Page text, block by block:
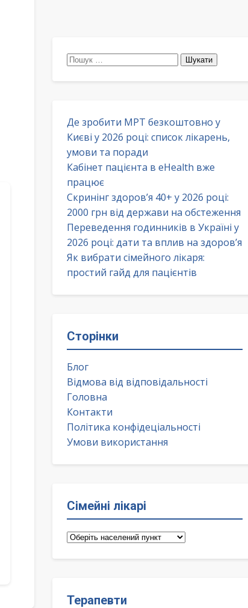
Пошук:
Де зробити МРТ безкоштовно у
Києві у 2026 році: список лікарень,
умови та поради
Кабінет пацієнта в eHealth вже
працює
Скринінг здоров’я 40+ у 2026 році:
2000 грн від держави на обстеження
Переведення годинників в Україні у
2026 році: дати та вплив на здоров’я
Як вибрати сімейного лікаря:
простий гайд для пацієнтів
Сторінки
Блог
Відмова від відповідальності
Головна
Контакти
Політика конфідеціальності
Умови використання
Сімейні лікарі
Сімейні
Терапевти